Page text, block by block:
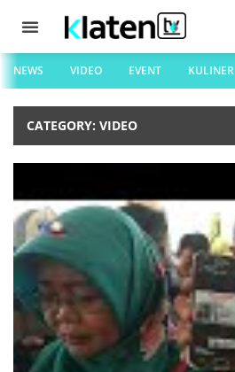
NEWS VIDEO EVENT KULINER
CATEGORY: VIDEO